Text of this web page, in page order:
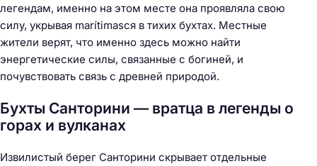
легендам, именно на этом месте она проявляла свою
силу, укрывая marítimasся в тихих бухтах. Местные
жители верят, что именно здесь можно найти
энергетические силы, связанные с богиней, и
почувствовать связь с древней природой.
Бухты Санторини — вратца в легенды о
горах и вулканах
Извилистый берег Санторини скрывает отдельные